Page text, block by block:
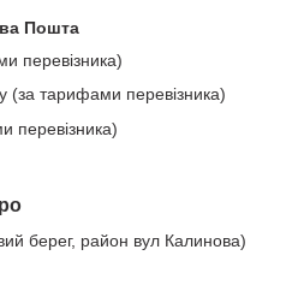
Пошта
перевізника)
(за тарифами перевізника)
перевізника)
берег, район вул Калинова)